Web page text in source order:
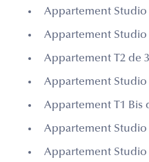
Appartement Studio
Appartement Studio
Appartement T2 de
Appartement Studio
Appartement T1 Bis
Appartement Studio
Appartement Studio